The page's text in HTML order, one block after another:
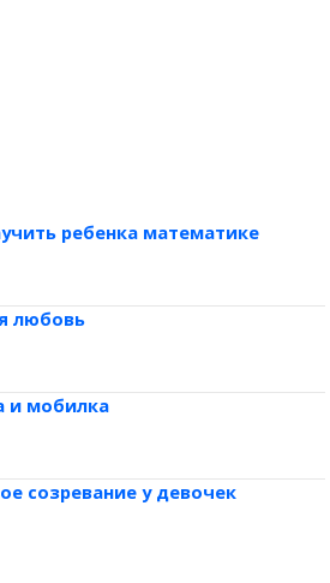
ребенка математике
любовь
и мобилка
созревание у девочек